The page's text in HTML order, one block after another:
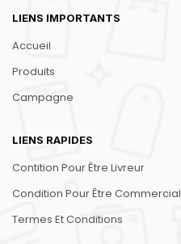
LIENS IMPORTANTS
Accueil
Produits
Campagne
LIENS RAPIDES
Contition Pour Être Livreur
Condition Pour Être Commercial
Termes Et Conditions